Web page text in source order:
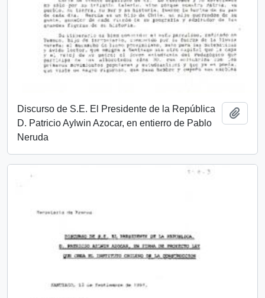
Discurso de S.E. El Presidente de la República
D. Patricio Aylwin Azocar, en entierro de Pablo
Neruda